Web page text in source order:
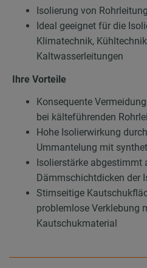
Isolierung von
Ideal geeignet für die
Klimatechnik,
Kaltwasserleitungen
Ihre Vorteile
Konsequente
bei kälteführenden
Hohe Isolierwirkung
Ummantelung mit
Isolierstärke abgestimmt
Dämmschichtdicken der
Stirnseitige
problemlose Verklebung
Kautschukmaterial